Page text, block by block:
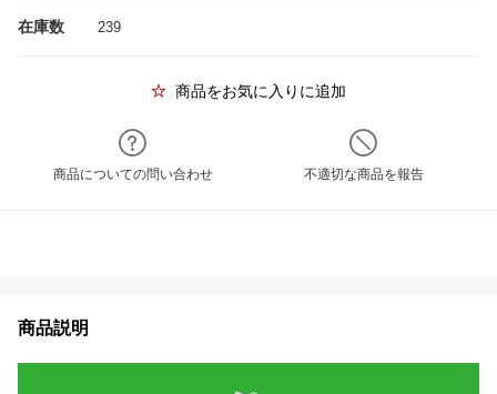
在庫数 239
商品をお気に入りに追加
商品についての問い合わせ 不適切な商品を報告
商品説明